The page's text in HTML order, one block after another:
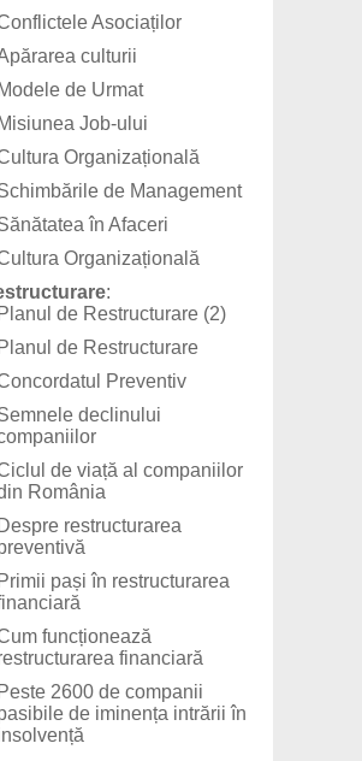
Asociaților
culturii
Modele de Urmat
Misiunea Job-ului
Organizațională
de Management
în Afaceri
Organizațională
:
Planul de Restructurare (2)
Planul de Restructurare
Preventiv
declinului
de viață al companiilor
România
Despre restructurarea
Primii pași în restructurarea
funcționează
financiară
Peste 2600 de companii
de iminența intrării în